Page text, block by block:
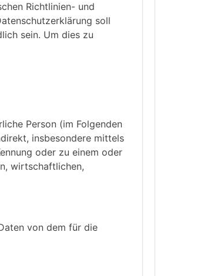
Richtlinien- und
soll
sein. Um dies zu
Person (im Folgenden
insbesondere mittels
oder zu einem oder
wirtschaftlichen,
von dem für die